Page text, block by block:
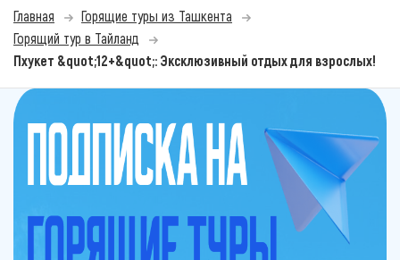
Главная
Горящие туры из Ташкента
Горящий тур в Тайланд
Пхукет &quot;12+&quot;: Эксклюзивный отдых для взрослых!